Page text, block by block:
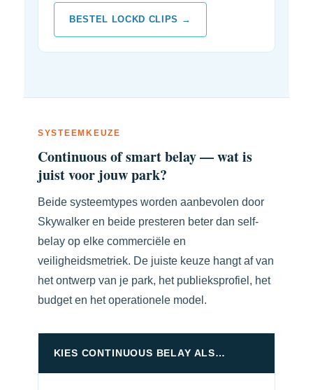
BESTEL LOCKD CLIPS →
SYSTEEMKEUZE
Continuous of smart belay — wat is
juist voor jouw park?
Beide systeemtypes worden aanbevolen door
Skywalker en beide presteren beter dan self-
belay op elke commerciële en
veiligheidsmetriek. De juiste keuze hangt af van
het ontwerp van je park, het publieksprofiel, het
budget en het operationele model.
KIES CONTINUOUS BELAY ALS…